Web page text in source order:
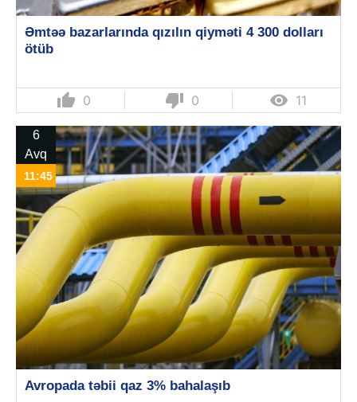
Əmtəə bazarlarında qızılın qiyməti 4 300 dolları
ötüb
thumb_up 0 thumb_down 0  11
6
Avq
11:45
Avropada təbii qaz 3% bahalaşıb